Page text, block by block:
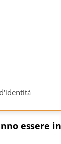
essere